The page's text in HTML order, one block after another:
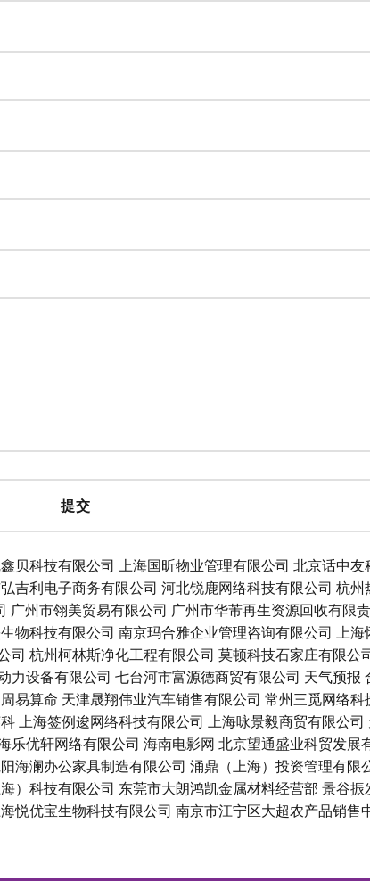
贝科技有限公司 上海国昕物业管理有限公司 北京话中友
吉利电子商务有限公司 河北锐鹿网络科技有限公司 杭州
广州市翎美贸易有限公司 广州市华芾再生资源回收有限
物科技有限公司 南京玛合雅企业管理咨询有限公司 上海
司 杭州柯林斯净化工程有限公司 莫顿科技石家庄有限公
力设备有限公司 七台河市富源德商贸有限公司 天气预报
周易算命 天津晟翔伟业汽车销售有限公司 常州三觅网络科
上海签例逡网络科技有限公司 上海咏景毅商贸有限公司
乐优轩网络有限公司 海南电影网 北京望通盛业科贸发展
海澜办公家具制造有限公司 涌鼎（上海）投资管理有限
）科技有限公司 东莞市大朗鸿凯金属材料经营部 景谷振
悦优宝生物科技有限公司 南京市江宁区大超农产品销售